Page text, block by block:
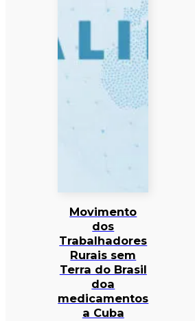
Movimento
dos
Trabalhadores
Rurais sem
Terra do Brasil
doa
medicamentos
a Cuba